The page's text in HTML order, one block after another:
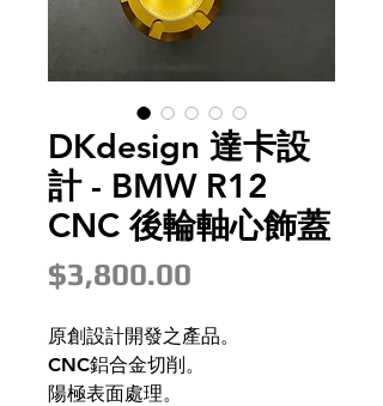
DKdesign 達卡設
計 - BMW R12
CNC 後輪軸心飾蓋
$3,800.00
原創設計開發之產品。
CNC鋁合金切削。
陽極表面處理。